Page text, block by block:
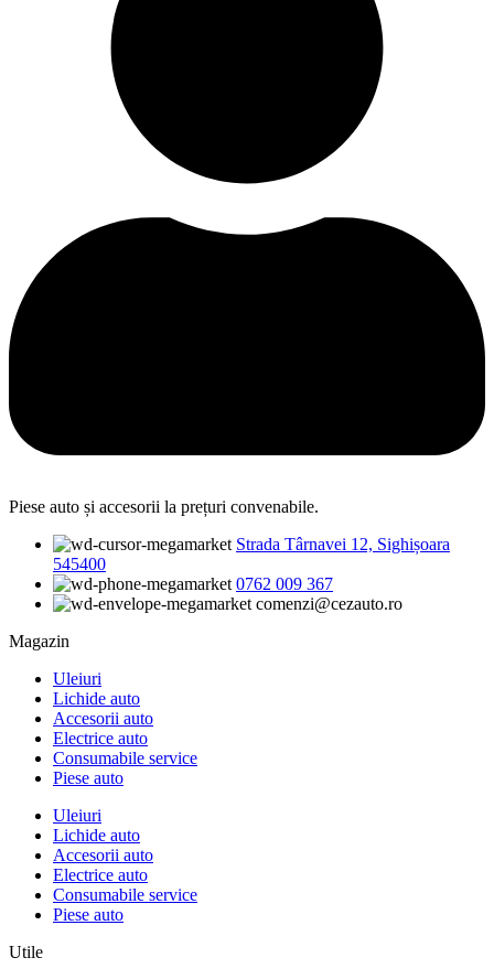
Piese auto și accesorii la prețuri convenabile.
Strada Târnavei 12, Sighișoara
545400
0762 009 367
comenzi@cezauto.ro
Magazin
Uleiuri
Lichide auto
Accesorii auto
Electrice auto
Consumabile service
Piese auto
Uleiuri
Lichide auto
Accesorii auto
Electrice auto
Consumabile service
Piese auto
Utile